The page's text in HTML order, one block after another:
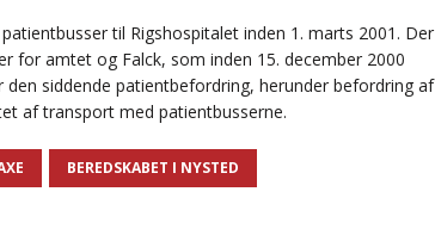
til Rigshospitalet inden 1. marts 2001. Der
amtet og Falck, som inden 15. december 2000
siddende patientbefordring, herunder befordring af
af transport med patientbusserne.
BEREDSKABET I NYSTED